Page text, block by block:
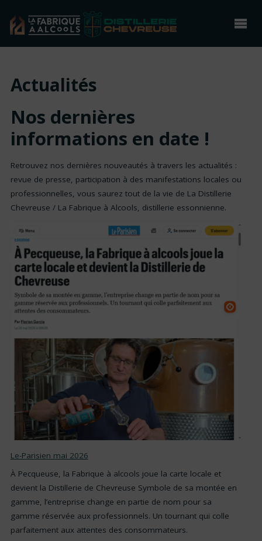
Actualités
Nos dernières
informations en date !
Retrouvez nos dernières nouveautés à travers les actualités :
revue de presse, participation à des manifestations locales ou
professionnelles, vous saurez tout de la vie de La Distillerie
Chevreuse / La Fabrique à Alcools, distillerie essonnienne.
Le-Parisien mai 2026
À Pecqueuse, la Fabrique à alcools joue la carte locale et
devient la Distillerie de Chevreuse Symbole de sa montée en
gamme, l’entreprise change en partie de nom pour sa
gamme réservée aux professionnels. Un tournant qui colle
parfaitement aux attentes des consommateurs.